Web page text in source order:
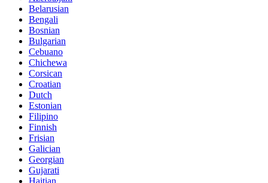
Belarusian
Bengali
Bosnian
Bulgarian
Cebuano
Chichewa
Corsican
Croatian
Dutch
Estonian
Filipino
Finnish
Frisian
Galician
Georgian
Gujarati